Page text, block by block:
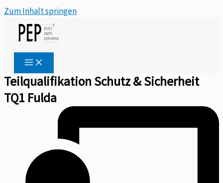
Zum Inhalt springen
Teilqualifikation Schutz & Sicherheit
TQ1 Fulda